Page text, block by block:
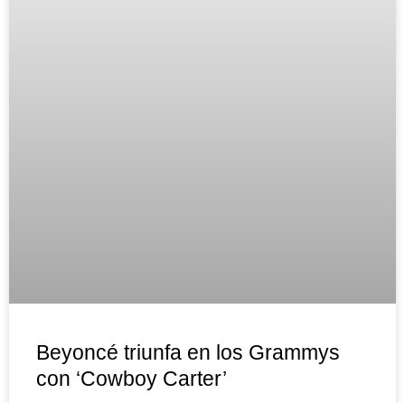
Beyoncé triunfa en los Grammys
con ‘Cowboy Carter’